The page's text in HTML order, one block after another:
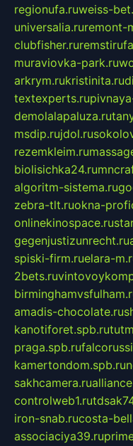
regionufa.ruweiss-
universalia.ruremont-
clubfisher.ru
muraviovka-park.ru
arkrym.rukristinita.ru
textexperts.ru
demolalapaluza.ru
msdip.rujdol.ru
rezemkleim.ru
biolisichka24.ru
algoritm-sistema.ru
zebra-tlt.ruokna-
onlinekinospace.ru
gegenjustizunrecht.ru
spiski-firm.ruelara-
2bets.ru
amadis-chocolate.ru
kanotiforet.spb.ru
praga.spb.ru
kamertondom.spb.ru
sakhcamera.ru
controlweb1.ru
iron-snab.rucosta-
associaciya39.ru